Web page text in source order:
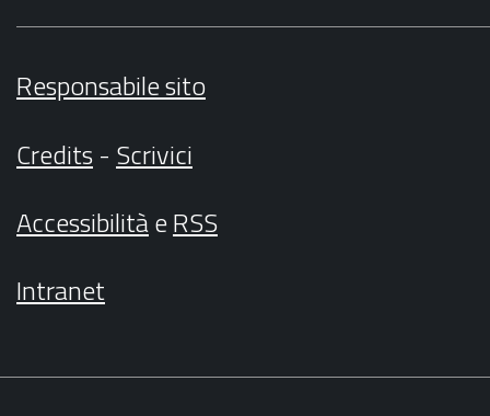
Responsabile sito
Credits- Scrivici
AccessibilitàeRSS
Intranet